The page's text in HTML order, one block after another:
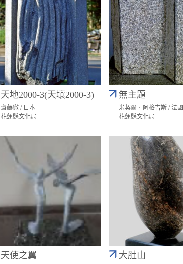
天地2000-3(天壤2000-3)
齋藤徹 / 日本
花蓮縣文化局
無主題
米契爾．阿格吉斯 / 法國
花蓮縣文化局
天使之翼 大肚山